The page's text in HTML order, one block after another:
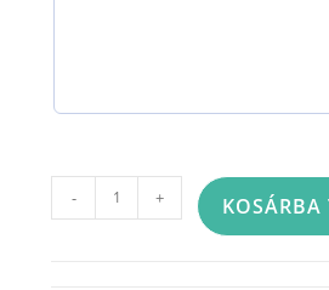
koszorú
- + KOSÁRBA